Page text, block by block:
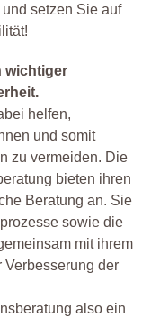
setzen Sie auf
wichtiger
helfen,
und somit
zu vermeiden. Die
bieten ihren
Beratung an. Sie
sowie die
mit ihrem
der
also ein